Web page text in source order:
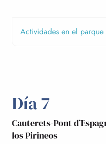
Actividades en el
Día 7
Cauterets-Pont
los Pirineos